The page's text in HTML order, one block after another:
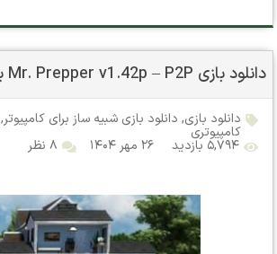
دانلود بازی Mr. Prepper v1.42p – P2P برای کامپیوتر
دانلود بازی, دانلود بازی شبیه ساز برای کامپیوتر,
کامپیوتری
۵,۷۹۴ بازدید ۲۶ مهر ۱۴۰۴ ۸ نظر